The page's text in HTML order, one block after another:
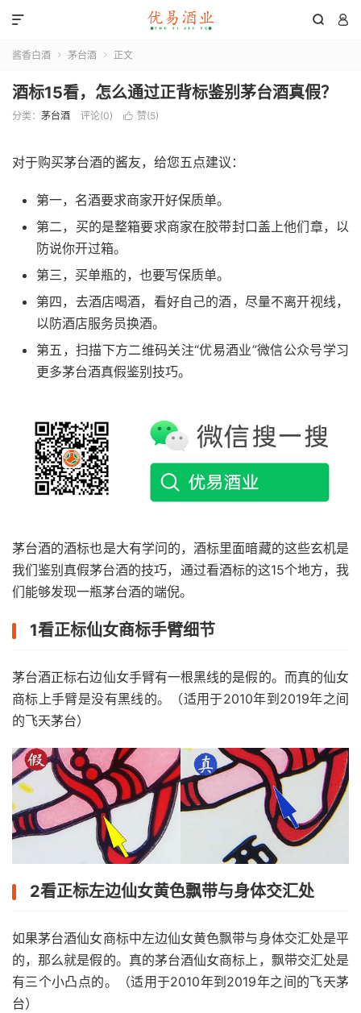
 

酱香白酒  茅台酒  正文
酒标15看，怎么通过正背标鉴别茅台酒真假？
分类： 茅台酒 评论(0)  赞(5)
对于购买茅台酒的酱友，给您五点建议：
第一，名酒要求商家开好保质单。
第二，买的是整箱要求商家在胶带封口盖上他们章，以
防说你开过箱。
第三，买单瓶的，也要写保质单。
第四，去酒店喝酒，看好自己的酒，尽量不离开视线，
以防酒店服务员换酒。
第五，扫描下方二维码关注“优易酒业”微信公众号学习
更多茅台酒真假鉴别技巧。
茅台酒的酒标也是大有学问的，酒标里面暗藏的这些玄机是
我们鉴别真假茅台酒的技巧，通过看酒标的这15个地方，我
们能够发现一瓶茅台酒的端倪。
1看正标仙女商标手臂细节
茅台酒正标右边仙女手臂有一根黑线的是假的。而真的仙女
商标上手臂是没有黑线的。（适用于2010年到2019年之间
的飞天茅台）
2看正标左边仙女黄色飘带与身体交汇处
如果茅台酒仙女商标中左边仙女黄色飘带与身体交汇处是平
的，那么就是假的。真的茅台酒仙女商标上，飘带交汇处是
有三个小凸点的。（适用于2010年到2019年之间的飞天茅
台）